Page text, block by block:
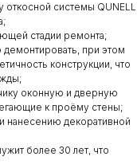
откосной системы QUNELL
стадии ремонта;
при этом
конструкции, что
оконную и дверную
к проёму стены;
нанесению декоративной
более 30 лет, что